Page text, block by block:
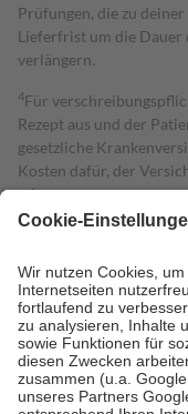
Prüfungen, die zu
Lieferfrist um die
verlängern.
4Für
Rezept aus und der
gesetzliche
Kosten dafür, der
mit.
Grundsätzlich leisten
höchstens zehn Euro.
Kosten der Leistung zu
Diese Regeln gelten
Bei Heilmitteln und
Zuzahlung zehn
Verordnung.
Um das Engagement